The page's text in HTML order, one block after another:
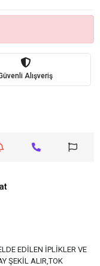
Alışveriş
EDİLEN İPLİKLER VE
ŞEKİL ALIR,TOK